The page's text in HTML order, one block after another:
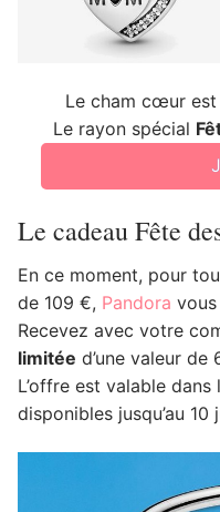
Le cham cœur est
Le rayon spécial
Le cadeau Fête
En ce moment, pour
de 109 €, Pandora
Recevez avec votre
limitée d’une valeur de
L’offre est valable
disponibles jusqu’au 10